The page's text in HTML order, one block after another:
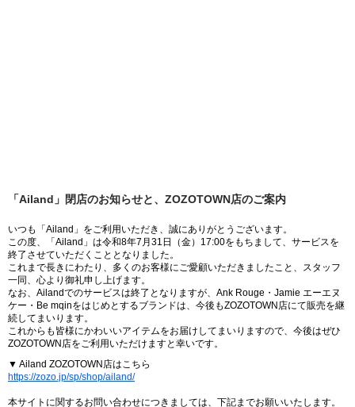
「Ailand」閉店のお知らせと、ZOZOTOWN店のご案内
いつも「Ailand」をご利用いただき、誠にありがとうございます。
この度、「Ailand」は令和8年7月31日（金）17:00をもちまして、サービスを
終了させていただくこととなりました。
これまで長きにわたり、多くのお客様にご愛顧いただきましたこと、スタッフ
一同、心より御礼申し上げます。
なお、Ailandでのサービスは終了となりますが、Ank Rouge・Jamie エーエヌ
ケー・Be mqinをはじめとするブランドは、今後もZOZOTOWN店にて販売を継
続してまいります。
これからも皆様にかわいいアイテムをお届けしてまいりますので、今後はぜひ
ZOZOTOWN店をご利用いただけますと幸いです。
▼ Ailand ZOZOTOWN店はこちら
https://zozo.jp/sp/shop/ailand/
本サイトに関するお問い合わせにつきましては、下記までお願いいたします。